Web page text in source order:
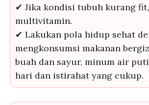
✔ Jika kondisi tubuh kurang
multivitamin.
✔ Lakukan pola hidup sehat
mengkonsumsi makanan
buah dan sayur, minum air
hari dan istirahat yang cukup.